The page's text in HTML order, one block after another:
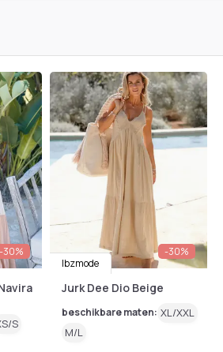
-30%
S
-30%
Ibzmode
Jurk Dee Dio Beige
beschikbare maten: XL/XXL
M/L